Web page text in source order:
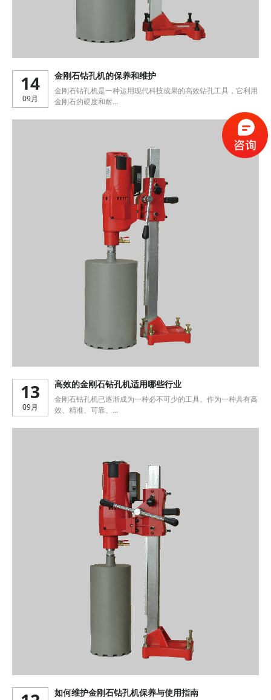
金刚石钻孔机的保养和维护
14
09月
金刚石钻孔机是一种运用现代科技成果的高效钻孔工具，它利用
金刚石的硬度和耐...
高效的金刚石钻孔机适用哪些行业
13
09月
金刚石钻孔机已逐渐成为一种必不可少的工具。作为一种具有高
效、精准、可靠、...
如何维护金刚石钻孔机保养与使用指南